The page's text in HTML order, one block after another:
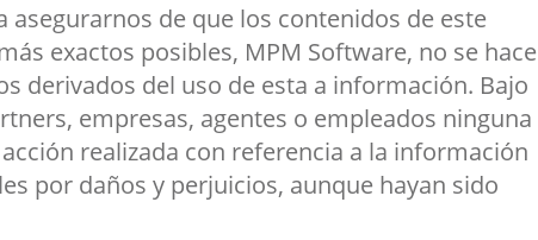
de que los contenidos de este
exactos posibles, MPM Software, no se hace
derivados del uso de esta a información. Bajo
empresas, agentes o empleados ninguna
realizada con referencia a la información
por daños y perjuicios, aunque hayan sido